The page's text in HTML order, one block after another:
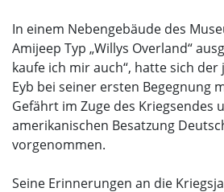
In einem Nebengebäude des
Amijeep Typ „Willys Overland“
kaufe ich mir auch“, hatte sich
Eyb bei seiner ersten Begegnung
Gefährt im Zuge des Kriegsendes
amerikanischen Besatzung
vorgenommen.
Seine Erinnerungen an die